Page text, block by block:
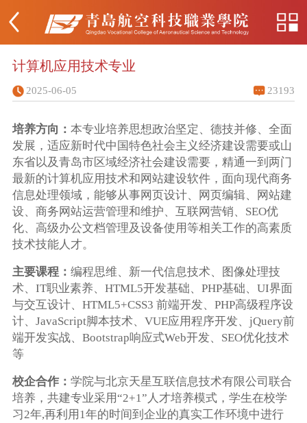
计算机应用技术专业
2025-06-05 23193
培养方向： 本专业培养思想政治坚定、德技并修、全面
发展，适应新时代中国特色社会主义经济建设需要或山
东省以及青岛市区域经济社会建设需要，精通一到两门
最新的计算机应用技术和网站建设软件，面向现代商务
信息处理领域，能够从事网页设计、网页编辑、网站建
设、商务网站运营管理和维护、互联网营销、SEO优
化、高级办公文档管理及设备使用等相关工作的高素质
技术技能人才。
主要课程： 编程思维、新一代信息技术、图像处理技
术、IT职业素养、HTML5开发基础、PHP基础、UI界面
与交互设计、HTML5+CSS3 前端开发、PHP高级程序设
计、JavaScript脚本技术、VUE应用程序开发、jQuery前
端开发实战、Bootstrap响应式Web开发、SEO优化技术
等
校企合作： 学院与北京天星互联信息技术有限公司联合
培养， 共建专业采用“2+1”人才培养模式，学生在校学
习2年,再利用1年的时间到企业的真实工作环境中进行